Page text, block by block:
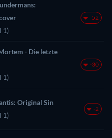
1)
-52
- Die letzte
1)
-30
Original Sin
1)
-2